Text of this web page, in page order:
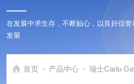
在发展中求生存，不断贴心，以良好信
发展
首页 - 产品中心 - 瑞士Carlo